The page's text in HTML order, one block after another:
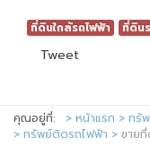
ที่ดินใกล้รถไฟฟ้า ที่ดิน
Tweet
คุณอยู่ที่: หน้าแรก ทรั
ทรัพย์ติดรถไฟฟ้า
ขาย